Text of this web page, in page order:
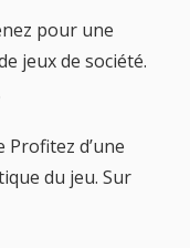
pour une
jeux de société.
Profitez d’une
du jeu. Sur